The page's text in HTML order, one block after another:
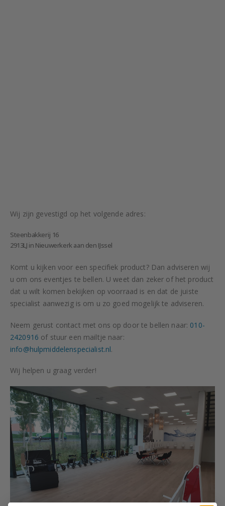
Wij zijn gevestigd op het volgende adres:
Steenbakkerij 16
2913LJ in Nieuwerkerk aan den IJssel
Komt u kijken voor een specifiek product? Dan adviseren wij
u om ons eventjes te bellen. U weet dan zeker of het product
dat u wilt komen bekijken op voorraad is en dat de juiste
specialist aanwezig is om u zo goed mogelijk te adviseren.
Neem gerust contact met ons op door te bellen naar: 010-
2420916 of stuur een mailtje naar:
info@hulpmiddelenspecialist.nl.
Wij helpen u graag verder!